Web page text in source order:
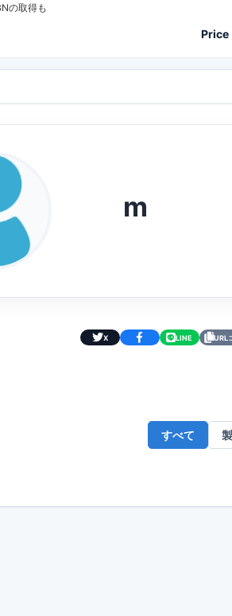
の取得も
Price
m
X LINE URL
すべて